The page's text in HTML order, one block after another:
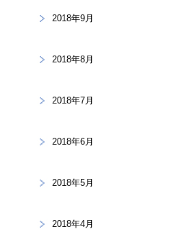
2018年9月
2018年8月
2018年7月
2018年6月
2018年5月
2018年4月